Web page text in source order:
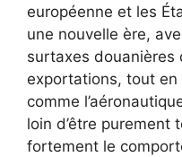
européenne et les
une nouvelle ère,
surtaxes douanières
exportations, tout
comme
loin d’être purement
fortement le